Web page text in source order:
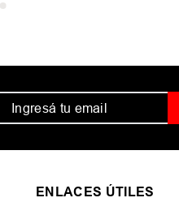
ENLACES ÚTILES